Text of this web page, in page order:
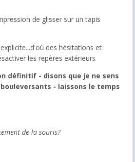
de glisser sur un tapis
des hésitations et
les repères extérieurs
définitif - disons que je ne sens
- laissons le temps
de la souris?